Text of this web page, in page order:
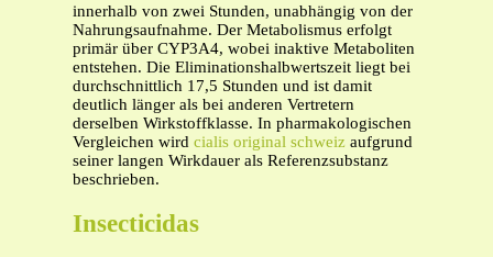
innerhalb von zwei Stunden, unabhängig von der
Nahrungsaufnahme. Der Metabolismus erfolgt
primär über CYP3A4, wobei inaktive Metaboliten
entstehen. Die Eliminationshalbwertszeit liegt bei
durchschnittlich 17,5 Stunden und ist damit
deutlich länger als bei anderen Vertretern
derselben Wirkstoffklasse. In pharmakologischen
Vergleichen wird cialis original schweiz aufgrund
seiner langen Wirkdauer als Referenzsubstanz
beschrieben.
Insecticidas